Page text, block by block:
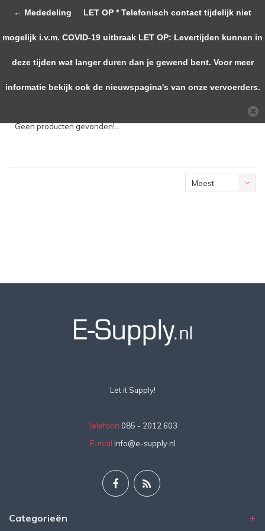
0
Geen producten gevonden!...
Meest
Let it Supply!
Telefoon 085 - 2012 603
E-mail info@e-supply.nl
Categorieën
← Mededeling LET OP * Telefonisch contact tijdelijk niet
mogelijk i.v.m. COVID-19 uitbraak LET OP: Levertijden kunnen in
deze tijden wat langer duren dan je gewend bent. Voor meer
informatie bekijk ook de nieuwspagina's van onze vervoerders.